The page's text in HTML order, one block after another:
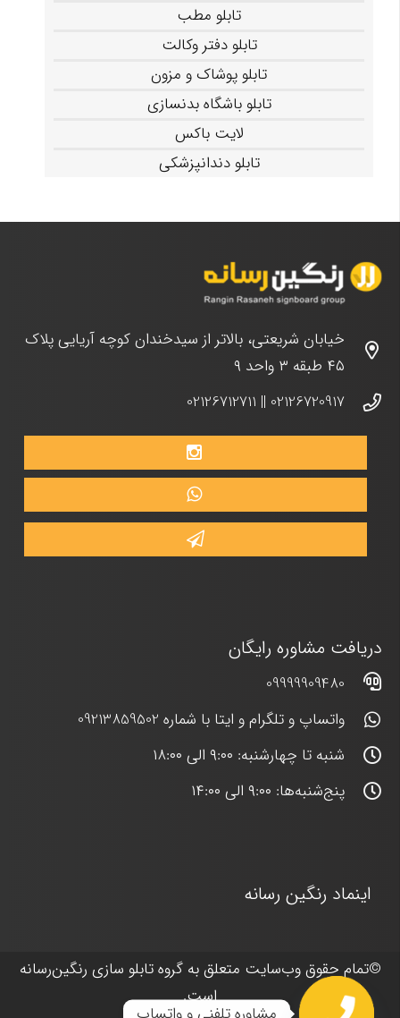
تابلو مطب
تابلو دفتر وکالت
تابلو پوشاک و مزون
تابلو باشگاه بدنسازی
لایت باکس
تابلو دندانپزشکی
خیابان شریعتی، بالاتر از سیدخندان کوچه آریایی پلاک
۴۵ طبقه ۳ واحد ۹
02126720917
||
02126712711
دریافت مشاوره رایگان
09999909480
واتساپ و تلگرام و ایتا با شماره 09213859502
شنبه تا چهارشنبه: ۹:۰۰ الی ۱۸:۰۰
پنج‌شنبه‌ها: ۹:۰۰ الی ۱۴:۰۰
اینماد رنگین رسانه
©تمام حقوق وب‌سایت متعلق به گروهتابلو سازی رنگین‌رسانه
است.